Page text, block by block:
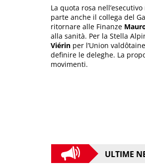
La quota rosa
parte anche il collega del
ritornare alle Finanze
alla sanità. Per la Stella
Viérin per l’Union
definire le deleghe. La
movimenti.
ULTIME